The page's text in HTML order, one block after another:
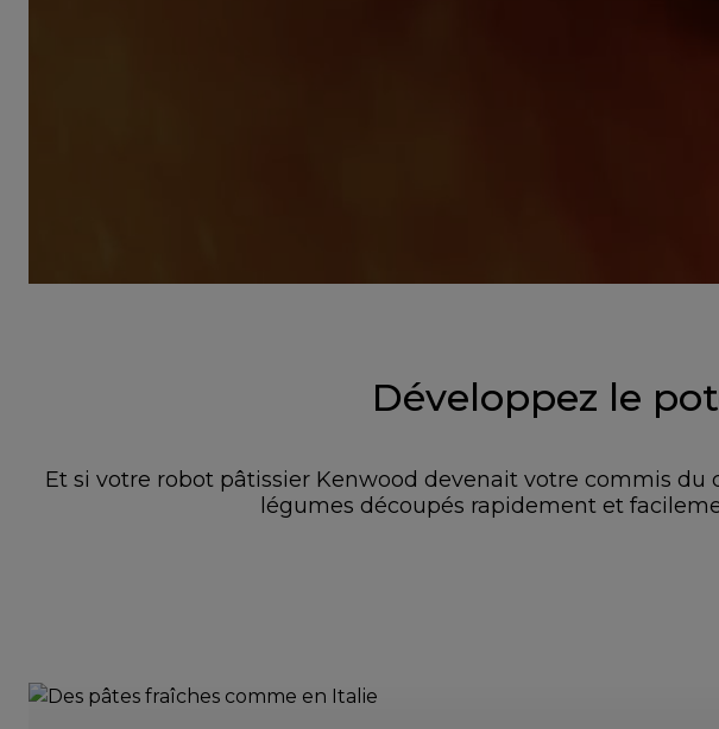
Développez le
Et si votre robot pâtissier Kenwood devenait votre commis
légumes découpés rapidement et